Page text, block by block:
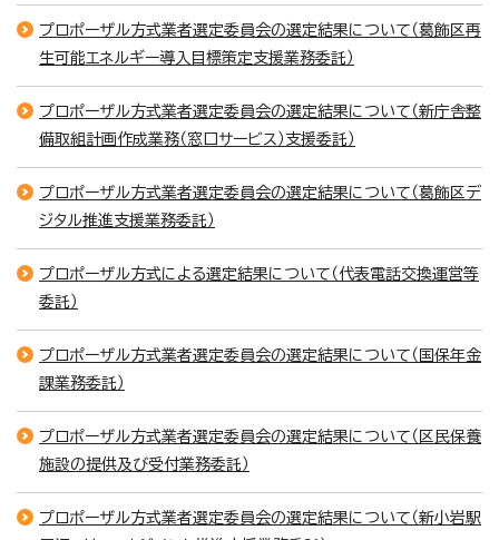
プロポーザル方式業者選定委員会の選定結果について（葛飾区再
生可能エネルギー導入目標策定支援業務委託）
プロポーザル方式業者選定委員会の選定結果について（新庁舎整
備取組計画作成業務（窓口サービス）支援委託）
プロポーザル方式業者選定委員会の選定結果について（葛飾区デ
ジタル推進支援業務委託）
プロポーザル方式による選定結果について（代表電話交換運営等
委託）
プロポーザル方式業者選定委員会の選定結果について（国保年金
課業務委託）
プロポーザル方式業者選定委員会の選定結果について（区民保養
施設の提供及び受付業務委託）
プロポーザル方式業者選定委員会の選定結果について（新小岩駅